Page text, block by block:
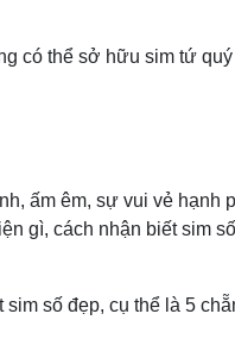
có thể sở hữu sim tứ quý
ấm êm, sự vui vẻ hạnh
gì, cách nhận biết sim
số đẹp, cụ thể là 5